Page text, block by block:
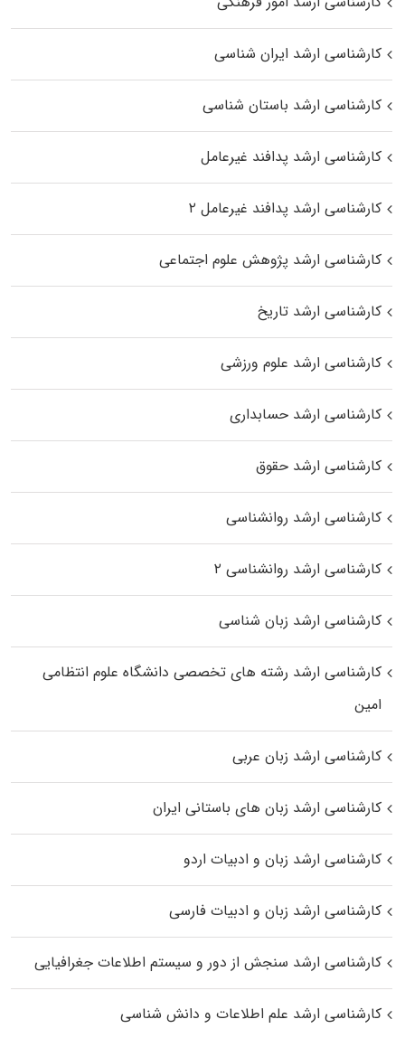
کارشناسی ارشد ایران شناسی
کارشناسی ارشد باستان شناسی
کارشناسی ارشد پدافند غیرعامل
کارشناسی ارشد پدافند غیرعامل ۲
کارشناسی ارشد پژوهش علوم اجتماعی
کارشناسی ارشد تاریخ
کارشناسی ارشد علوم ورزشی
کارشناسی ارشد حسابداری
کارشناسی ارشد حقوق
کارشناسی ارشد روانشناسی
کارشناسی ارشد روانشناسی ۲
کارشناسی ارشد زبان شناسی
کارشناسی ارشد رﺷﺘﻪ ﻫﺎی تخصصی داﻧﺸﮕﺎه ﻋﻠﻮم انتظامی
اﻣﻴﻦ
کارشناسی ارشد زبان عربی
کارشناسی ارشد زبان‌ های باستانی ایران
کارشناسی ارشد زبان و ادبیات اردو
کارشناسی ارشد زبان و ادبیات فارسی
کارشناسی ارشد سنجش از دور و سیستم اطلاعات جغرافیایی
کارشناسی ارشد علم اطلاعات و دانش شناسی